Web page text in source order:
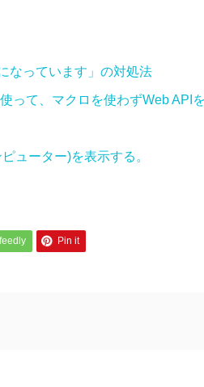
なっています」の対処法
って、マクロを使わずWeb API
ューター)を表示する。
feedly Pin it